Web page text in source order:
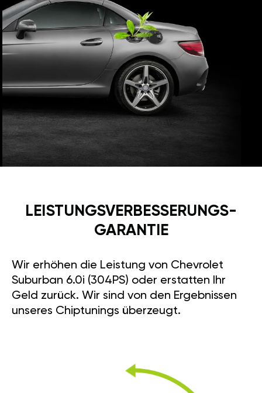
LEISTUNGSVERBESSE­RUNGS­
GARANTIE
Wir erhöhen die Leistung von Chevrolet
Suburban 6.0i (304PS) oder erstatten Ihr
Geld zurück. Wir sind von den Ergebnissen
unseres Chiptunings überzeugt.